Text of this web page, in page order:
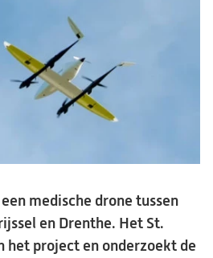
medische drone tussen
en Drenthe. Het St.
het project en onderzoekt de